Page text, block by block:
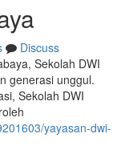
Discuss
Sekolah DWI
generasi unggul.
Sekolah DWI
yayasan-dwi-